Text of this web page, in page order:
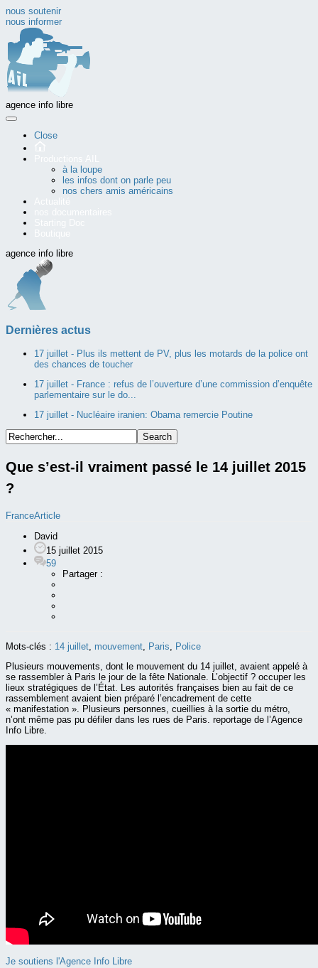
nous soutenir
nous informer
agence info libre
Close
à la loupe
les infos dont on parle peu
nos chers amis américains
agence info libre
Dernières actus
17 juillet - Plus ils mettent de PV, plus les motards de la police ont
des chances de toucher
17 juillet - France : refus de l’ouverture d’une commission d’enquête
parlementaire sur le do...
17 juillet - Nucléaire iranien: Obama remercie Poutine
Que s’est-il vraiment passé le 14 juillet 2015
?
FranceArticle
David
15 juillet 2015
59
Partager :
Mots-clés : 14 juillet, mouvement, Paris, Police
Plusieurs mouvements, dont le mouvement du 14 juillet, avaient appelé à
se rassembler à Paris le jour de la fête Nationale. L’objectif ? occuper les
lieux stratégiques de l’État. Les autorités françaises bien au fait de ce
rassemblement avaient bien préparé l’encadrement de cette
« manifestation ». Plusieurs personnes, cueillies à la sortie du métro,
n’ont même pas pu défiler dans les rues de Paris. reportage de l’Agence
Info Libre.
Je soutiens l'Agence Info Libre